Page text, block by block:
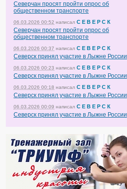
Северчан просят пройти опрос об
общественном транспорте
06.03.2026 00:52 написал С Е В Е Р С К
Северчан просят пройти опрос об
общественном транспорте
06.03.2026 00:37 написал С Е В Е Р С К
Северск принял участие в Лыжне России
06.03.2026 00:23 написал С Е В Е Р С К
Северск принял участие в Лыжне России
06.03.2026 00:18 написал С Е В Е Р С К
Северск принял участие в Лыжне России
06.03.2026 00:09 написал С Е В Е Р С К
Северск принял участие в Лыжне России